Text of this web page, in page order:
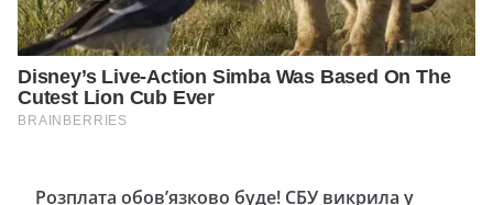
Розплата обов’язково буде! СБУ викрила у